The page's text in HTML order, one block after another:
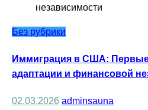
Без рубрики
Иммиграция в США:
адаптации и финансовой
02.03.2026 adminsauna